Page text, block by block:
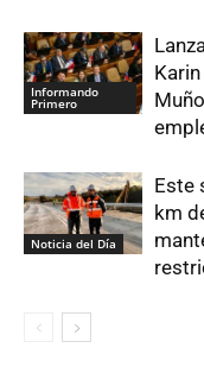
Informando
Primero
Noticia del Día
Este
km